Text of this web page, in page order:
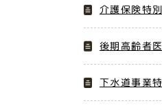
介護保険特
後期高齢者
下水道事業